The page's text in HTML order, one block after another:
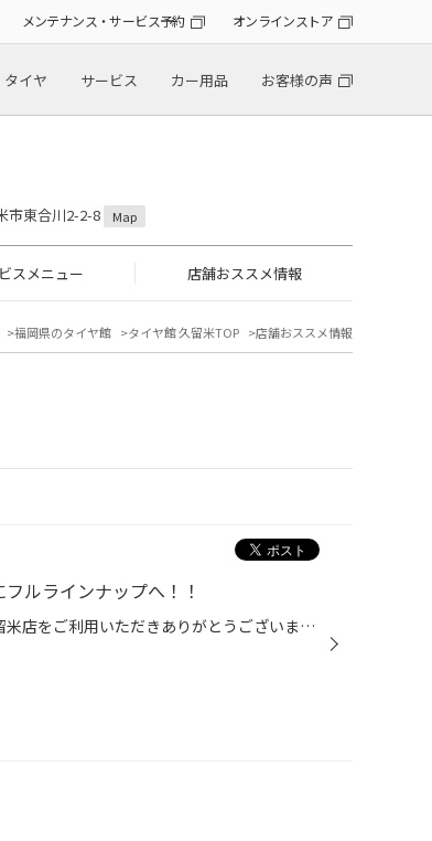
メンテナンス・サービス予約 オンラインストア
タイヤ サービス カー用品 お客様の声
市東合川2-2-8 Map
スメニュー 店舗おススメ情報
福岡県のタイヤ館 タイヤ館 久留米TOP 店舗おススメ情報
ルラインナップへ！！
レグノGR-XⅢシリーズ いつもタイヤ館久留米店をご利用いただきありがとうございます☆ 2月に当店で大人気のプレミアムタイヤであるレグノシリーズがラインナップ拡大！！ 今回は新たなレグノのオススメポイントをご紹介しようと思います☆ 待望のレグノGR-XⅢ TYPE RV 2月の新製品での注目度№１はレグ...